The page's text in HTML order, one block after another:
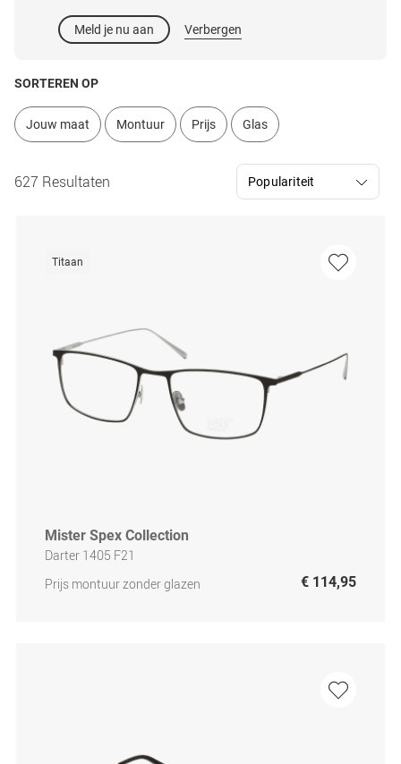
Meld je nu aan Verbergen
SORTEREN OP
Jouw maat Montuur Prijs Glas
627 Resultaten
Titaan
Mister Spex Collection
Darter 1405 F21
Prijs montuur zonder glazen
€ 114,95